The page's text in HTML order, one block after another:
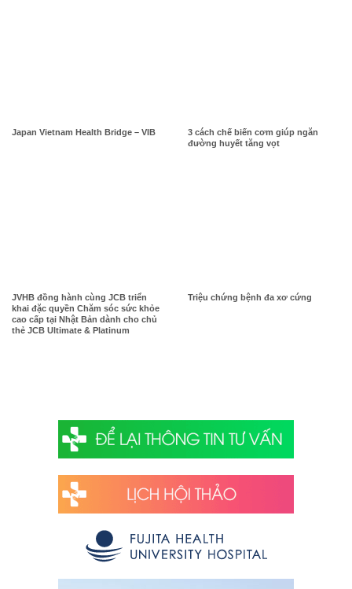
Japan Vietnam Health Bridge – VIB
3 cách chế biến cơm giúp ngăn
đường huyết tăng vọt
JVHB đồng hành cùng JCB triển
khai đặc quyền Chăm sóc sức khỏe
cao cấp tại Nhật Bản dành cho chủ
thẻ JCB Ultimate & Platinum
Triệu chứng bệnh đa xơ cứng